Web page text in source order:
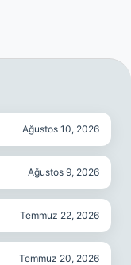
Ağustos 10, 2026
Ağustos 9, 2026
Temmuz 22, 2026
Temmuz 20, 2026